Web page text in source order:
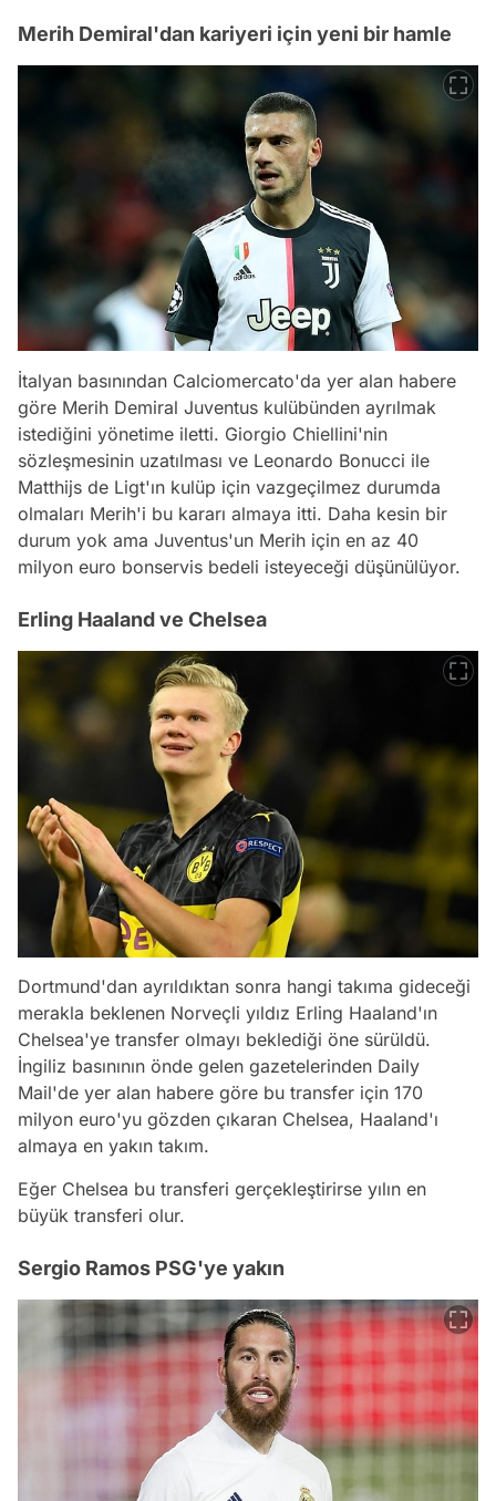
Merih Demiral'dan kariyeri için yeni bir hamle
İtalyan basınından Calciomercato'da yer alan habere
göre Merih Demiral Juventus kulübünden ayrılmak
istediğini yönetime iletti. Giorgio Chiellini'nin
sözleşmesinin uzatılması ve Leonardo Bonucci ile
Matthijs de Ligt'ın kulüp için vazgeçilmez durumda
olmaları Merih'i bu kararı almaya itti. Daha kesin bir
durum yok ama Juventus'un Merih için en az 40
milyon euro bonservis bedeli isteyeceği düşünülüyor.
Erling Haaland ve Chelsea
Dortmund'dan ayrıldıktan sonra hangi takıma gideceği
merakla beklenen Norveçli yıldız Erling Haaland'ın
Chelsea'ye transfer olmayı beklediği öne sürüldü.
İngiliz basınının önde gelen gazetelerinden Daily
Mail'de yer alan habere göre bu transfer için 170
milyon euro'yu gözden çıkaran Chelsea, Haaland'ı
almaya en yakın takım.
Eğer Chelsea bu transferi gerçekleştirirse yılın en
büyük transferi olur.
Sergio Ramos PSG'ye yakın